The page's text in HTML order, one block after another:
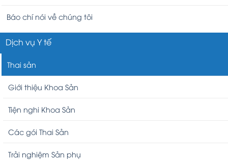
Báo chí nói về chúng tôi
Dịch vụ Y tế
Thai sản
Giới thiệu Khoa Sản
Tiện nghi Khoa Sản
Các gói Thai Sản
Trải nghiệm Sản phụ